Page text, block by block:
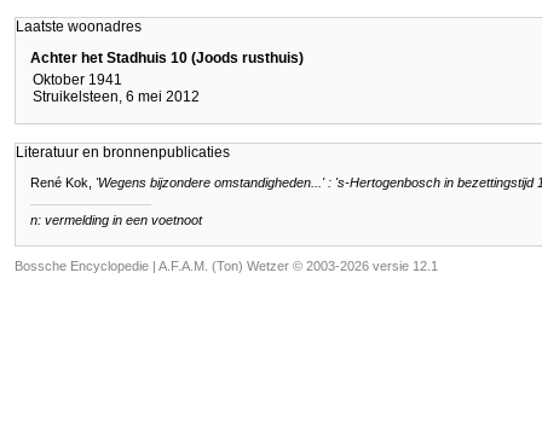
Laatste woonadres
Achter het Stadhuis 10 (Joods rusthuis)
Oktober 1941
Struikelsteen, 6 mei 2012
Literatuur en bronnenpublicaties
René Kok, 'Wegens bijzondere omstandigheden...' : 's-Hertogenbosch in bezettingstijd
n: vermelding in een voetnoot
Bossche Encyclopedie | A.F.A.M. (Ton) Wetzer © 2003-2026 versie 12.1